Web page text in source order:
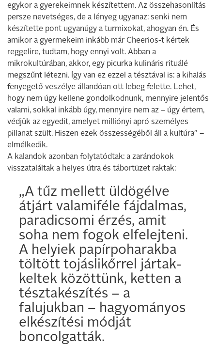
egykor a gyerekeimnek készítettem. Az összehasonlítás
persze nevetséges, de a lényeg ugyanaz: senki nem
készítette pont ugyanúgy a turmixokat, ahogyan én. És
amikor a gyermekeim inkább már Cheerios-t kértek
reggelire, tudtam, hogy ennyi volt. Abban a
mikrokultúrában, akkor, egy picurka kulináris rituálé
megszűnt létezni. Így van ez ezzel a tésztával is: a kihalás
fenyegető veszélye állandóan ott lebeg felette. Lehet,
hogy nem úgy kellene gondolkodnunk, mennyire jelentős
valami, sokkal inkább úgy, mennyire nem az – úgy értem,
védjük az egyedit, amelyet milliónyi apró személyes
pillanat szült. Hiszen ezek összességéből áll a kultúra” –
elmélkedik.
A kalandok azonban folytatódtak: a zarándokok
visszataláltak a helyes útra és tábortüzet raktak:
„A tűz mellett üldögélve
átjárt valamiféle fájdalmas,
paradicsomi érzés, amit
soha nem fogok elfelejteni.
A helyiek papírpoharakba
töltött tojáslikőrrel jártak-
keltek közöttünk, ketten a
tésztakészítés – a
falujukban – hagyományos
elkészítési módját
boncolgatták.